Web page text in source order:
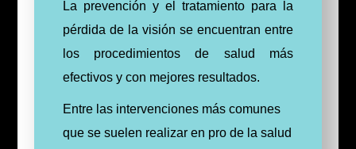
La prevención y el tratamiento para la
pérdida de la visión se encuentran entre
los procedimientos de salud más
efectivos y con mejores resultados.
Entre las intervenciones más comunes
que se suelen realizar en pro de la salud